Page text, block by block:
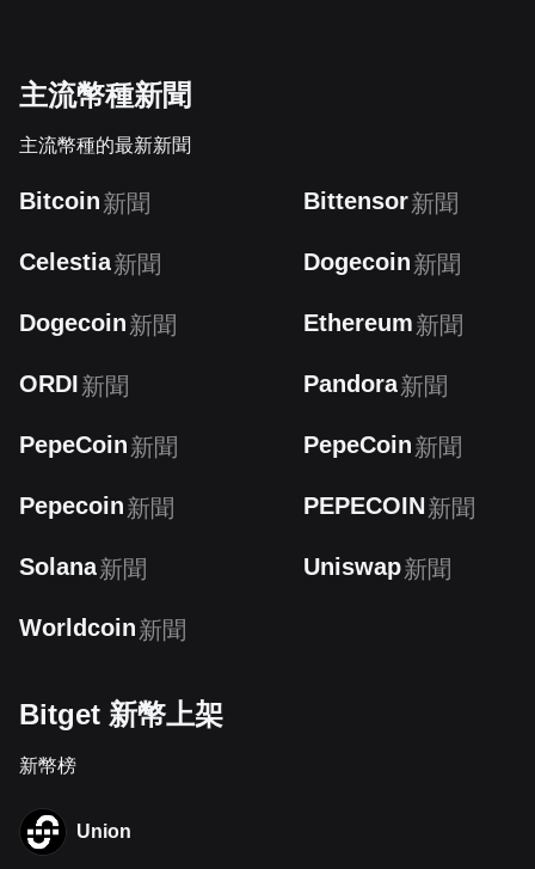
主流幣種新聞
主流幣種的最新新聞
Bitcoin新聞 Bittensor新聞
Celestia新聞 Dogecoin新聞
Dogecoin新聞 Ethereum新聞
ORDI新聞 Pandora新聞
PepeCoin新聞 PepeCoin新聞
Pepecoin新聞 PEPECOIN新聞
Solana新聞 Uniswap新聞
Worldcoin新聞
Bitget 新幣上架
新幣榜
Union